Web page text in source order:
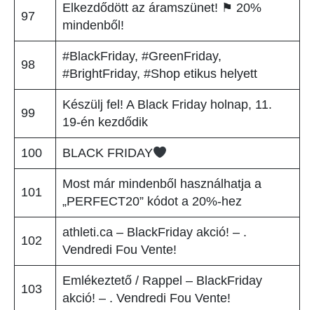
97
Elkezdődött az áramszünet! ⚑ 20%
mindenből!
98
#BlackFriday, #GreenFriday,
#BrightFriday, #Shop etikus helyett
99
Készülj fel! A Black Friday holnap, 11.
19-én kezdődik
100 BLACK FRIDAY
101
Most már mindenből használhatja a
„PERFECT20” kódot a 20%-hez
102
athleti.ca – BlackFriday akció! – .
Vendredi Fou Vente!
103
Emlékeztető / Rappel – BlackFriday
akció! – . Vendredi Fou Vente!